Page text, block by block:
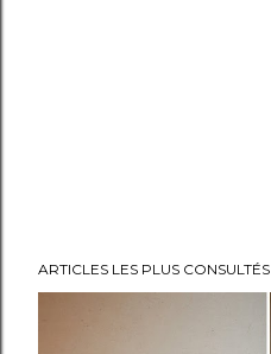
ARTICLES LES PLUS CONSULTÉS